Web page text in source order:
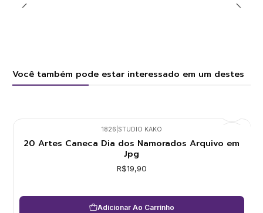
Você também pode estar interessado em um destes
1826 STUDIO KAKO
20 Artes Caneca Dia dos Namorados Arquivo em
Jpg
R$19,90
Adicionar Ao Carrinho